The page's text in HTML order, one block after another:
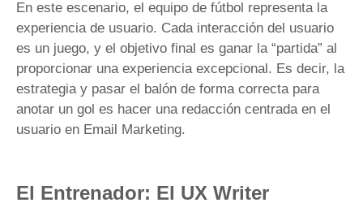
En este escenario, el equipo de fútbol representa la
experiencia de usuario. Cada interacción del usuario
es un juego, y el objetivo final es ganar la “partida” al
proporcionar una experiencia excepcional. Es decir, la
estrategia y pasar el balón de forma correcta para
anotar un gol es hacer una redacción centrada en el
usuario en Email Marketing.
El Entrenador: El UX Writer